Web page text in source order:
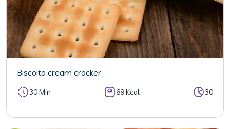
Biscoito cream cracker
30 Min 69 Kcal 30